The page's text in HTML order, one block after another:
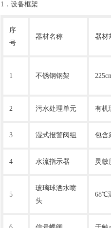
1．设备框架
序
号
器材名称 器材
1 不锈钢钢架
2 污水处理单元 有机
3 湿式报警阀组 包含
4 水流指示器 灵敏
5
玻璃球洒水喷
头
68℃